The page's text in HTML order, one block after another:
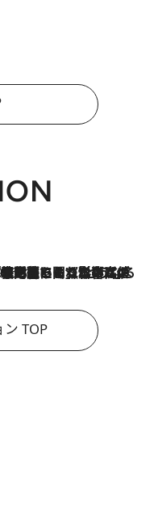
サーチャージ料の高値が続いている」ホルムズ海峡封鎖による影響はいつまで続く？《エネルギー専門家に聞く“どうなる日本の暮らし”》
TOP